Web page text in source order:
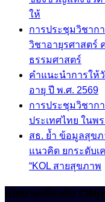
ให้
การประชุมวิชาก
วิชาอายุรศาสตร์
ธรรมศาสตร์
คำแนะนำการให้
อายุ ปี พ.ศ. 2569
การประชุมวิชาก
ประเทศไทย ในพ
สธ. ย้ำ ข้อมูลสุข
แนวคิด ยกระดับเ
“KOL สายสุขภาพ
นโยบายเกี่ยวกับ